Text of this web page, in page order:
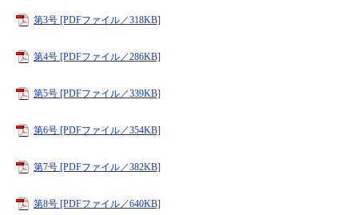
第3号 [PDFファイル／318KB]
第4号 [PDFファイル／286KB]
第5号 [PDFファイル／339KB]
第6号 [PDFファイル／354KB]
第7号 [PDFファイル／382KB]
第8号 [PDFファイル／640KB]